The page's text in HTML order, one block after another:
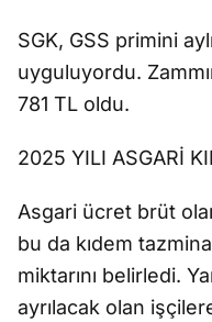
SGK, GSS primini
uyguluyordu.
781 TL oldu.
2025 YILI ASGARİ
Asgari ücret brüt
bu da kıdem
miktarını belirledi.
ayrılacak olan